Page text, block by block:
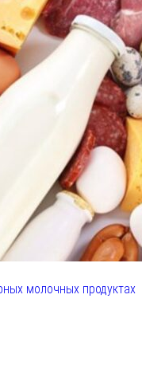
молочных продуктах